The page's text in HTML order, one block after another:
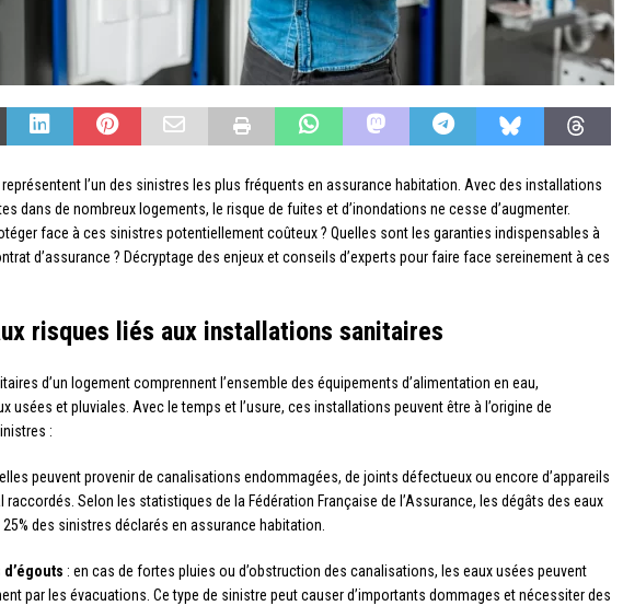
représentent l’un des sinistres les plus fréquents en assurance habitation. Avec des installations
dans de nombreux logements, le risque de fuites et d’inondations ne cesse d’augmenter.
face à ces sinistres potentiellement coûteux ? Quelles sont les garanties indispensables à
d’assurance ? Décryptage des enjeux et conseils d’experts pour faire face sereinement à ces
risques liés aux installations sanitaires
d’un logement comprennent l’ensemble des équipements d’alimentation en eau,
usées et pluviales. Avec le temps et l’usure, ces installations peuvent être à l’origine de
:
peuvent provenir de canalisations endommagées, de joints défectueux ou encore d’appareils
Selon les statistiques de la Fédération Française de l’Assurance, les dégâts des eaux
des sinistres déclarés en assurance habitation.
: en cas de fortes pluies ou d’obstruction des canalisations, les eaux usées peuvent
par les évacuations. Ce type de sinistre peut causer d’importants dommages et nécessiter des